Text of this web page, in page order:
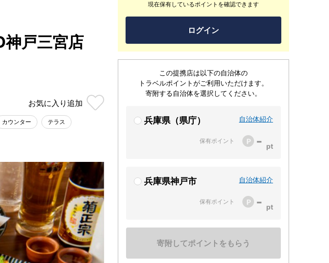
戸三宮店
お気に入り 追加
カウンター テラス
現在保有しているポイントを確認できます
ログイン
この提携店は以下の自治体の
トラベルポイントがご利用いただけます。
寄附する自治体を選択してください。
兵庫県（県庁） 自治体紹介
保有ポイント -
兵庫県神戸市 自治体紹介
保有ポイント -
寄附してポイントをもらう